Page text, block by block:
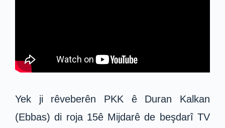
Yek ji rêveberên PKK ê Duran Kalkan
(Ebbas) di roja 15ê Mijdarê de beşdarî TV